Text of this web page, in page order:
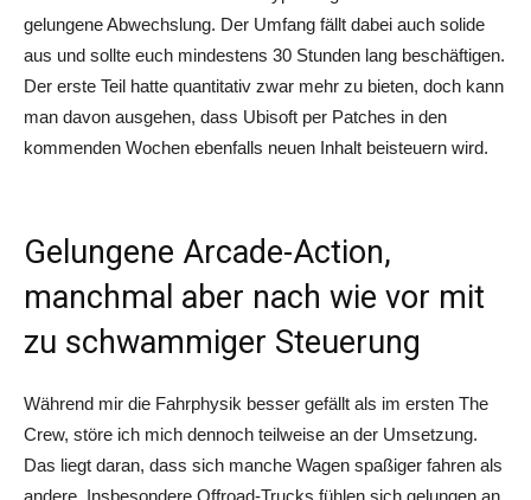
gelungene Abwechslung. Der Umfang fällt dabei auch solide
aus und sollte euch mindestens 30 Stunden lang beschäftigen.
Der erste Teil hatte quantitativ zwar mehr zu bieten, doch kann
man davon ausgehen, dass Ubisoft per Patches in den
kommenden Wochen ebenfalls neuen Inhalt beisteuern wird.
Gelungene Arcade-Action,
manchmal aber nach wie vor mit
zu schwammiger Steuerung
Während mir die Fahrphysik besser gefällt als im ersten The
Crew, störe ich mich dennoch teilweise an der Umsetzung.
Das liegt daran, dass sich manche Wagen spaßiger fahren als
andere. Insbesondere Offroad-Trucks fühlen sich gelungen an,